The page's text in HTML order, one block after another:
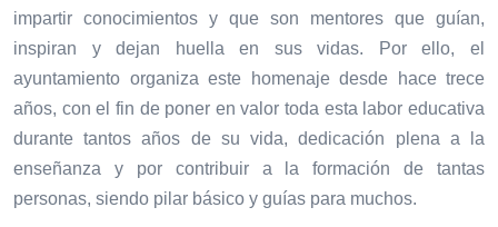
impartir conocimientos y que son mentores que guían,
inspiran y dejan huella en sus vidas. Por ello, el
ayuntamiento organiza este homenaje desde hace trece
años, con el fin de poner en valor toda esta labor educativa
durante tantos años de su vida, dedicación plena a la
enseñanza y por contribuir a la formación de tantas
personas, siendo pilar básico y guías para muchos.